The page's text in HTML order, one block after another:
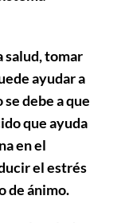
salud,tomar
ayudar a
debe a que
que ayuda
en el
el estrés
de ánimo.